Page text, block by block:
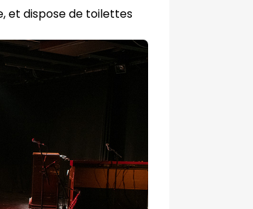
et dispose de toilettes